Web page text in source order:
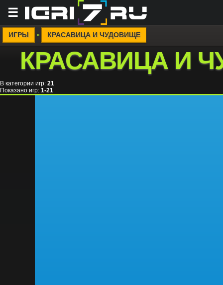
☰
ИГРЫ » КРАСАВИЦА И ЧУДОВИЩЕ
КРАСАВИЦА И
В категории игр: 21
Показано игр: 1-21